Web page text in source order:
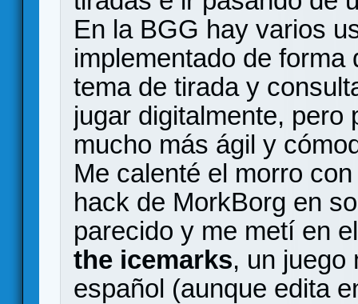
En la BGG hay varios
implementado de forma
tema de tirada y
jugar digitalmente, pero
mucho más ágil y
Me calenté el morro
hack de MorkBorg en
parecido y me metí en
the icemarks, un juego
español (aunque edita